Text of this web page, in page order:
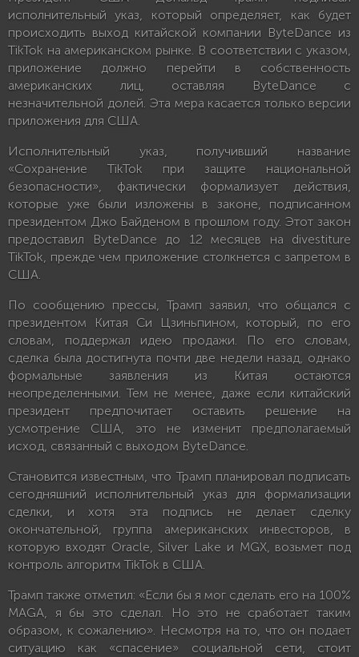
исполнительный указ, который определяет, как будет
происходить выход китайской компании ByteDance из
TikTok на американском рынке. В соответствии с указом,
приложение должно перейти в собственность
американских лиц, оставляя ByteDance с
незначительной долей. Эта мера касается только версии
приложения для США.
Исполнительный указ, получивший название
«Сохранение TikTok при защите национальной
безопасности», фактически формализует действия,
которые уже были изложены в законе, подписанном
президентом Джо Байденом в прошлом году. Этот закон
предоставил ByteDance до 12 месяцев на divestiture
TikTok, прежде чем приложение столкнется с запретом в
США.
По сообщению прессы, Трамп заявил, что общался с
президентом Китая Си Цзиньпином, который, по его
словам, поддержал идею продажи. По его словам,
сделка была достигнута почти две недели назад, однако
формальные заявления из Китая остаются
неопределенными. Тем не менее, даже если китайский
президент предпочитает оставить решение на
усмотрение США, это не изменит предполагаемый
исход, связанный с выходом ByteDance.
Становится известным, что Трамп планировал подписать
сегодняшний исполнительный указ для формализации
сделки, и хотя эта подпись не делает сделку
окончательной, группа американских инвесторов, в
которую входят Oracle, Silver Lake и MGX, возьмет под
контроль алгоритм TikTok в США.
Трамп также отметил: «Если бы я мог сделать его на 100%
MAGA, я бы это сделал. Но это не сработает таким
образом, к сожалению». Несмотря на то, что он подает
ситуацию как «спасение» социальной сети, стоит